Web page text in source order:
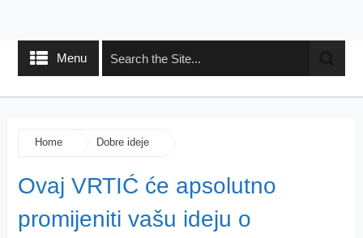
Menu
Home Dobre ideje
Ovaj VRTIĆ će apsolutno
promijeniti vašu ideju o